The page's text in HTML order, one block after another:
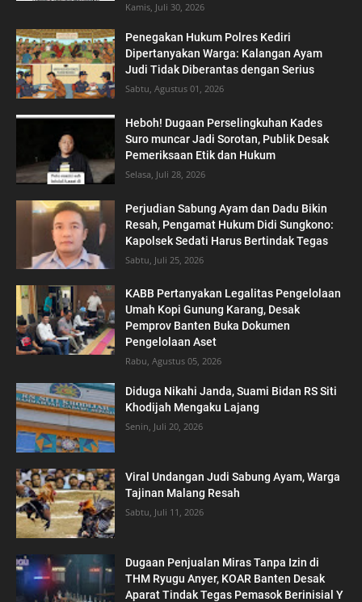
Kamis, Juli 30, 2026
Penegakan Hukum Polres Kediri
Dipertanyakan Warga: Kalangan Ayam
Judi Tidak Diberantas dengan Serius
Sabtu, Agustus 01, 2026
Heboh! Dugaan Perselingkuhan Kades
Suro muncar Jadi Sorotan, Publik Desak
Pemeriksaan Etik dan Hukum
Selasa, Juli 28, 2026
Perjudian Sabung Ayam dan Dadu Bikin
Resah, Pengamat Hukum Didi Sungkono:
Kapolsek Sedati Harus Bertindak Tegas
Sabtu, Juli 25, 2026
KABB Pertanyakan Legalitas Pengelolaan
Umah Kopi Gunung Karang, Desak
Pemprov Banten Buka Dokumen
Pengelolaan Aset
Rabu, Agustus 05, 2026
Diduga Nikahi Janda, Suami Bidan RS Siti
Khodijah Mengaku Lajang
Senin, Juli 20, 2026
Viral Undangan Judi Sabung Ayam, Warga
Tajinan Malang Resah
Sabtu, Juli 11, 2026
Dugaan Penjualan Miras Tanpa Izin di
THM Ryugu Anyer, KOAR Banten Desak
Aparat Tindak Tegas Pemasok Berinisial Y